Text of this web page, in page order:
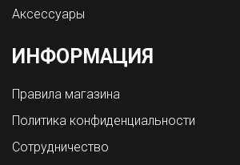
Аксессуары
ИНФОРМАЦИЯ
Правила магазина
Политика конфиденциальности
Сотрудничество